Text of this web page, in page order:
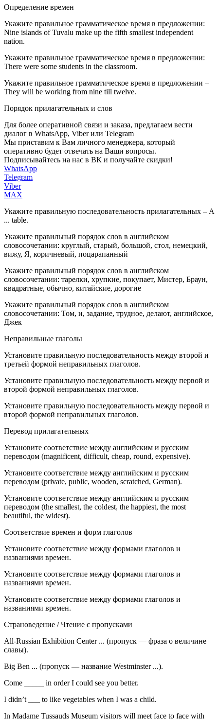
Определение времен
Укажите правильное грамматическое время в предложении:
Nine islands of Tuvalu make up the fifth smallest independent
nation.
Укажите правильное грамматическое время в предложении:
There were some students in the classroom.
Укажите правильное грамматическое время в предложении –
They will be working from nine till twelve.
Порядок прилагательных и слов
Для более оперативной связи и заказа, предлагаем вести
диалог в WhatsApp, Viber или Telegram
Мы приставим к Вам личного менеджера, который
оперативно будет отвечать на Ваши вопросы.
Подписывайтесь на нас в ВК и получайте скидки!
WhatsApp
Telegram
Viber
MAX
Укажите правильную последовательность прилагательных – A
... table.
Укажите правильный порядок слов в английском
словосочетании: круглый, старый, большой, стол, немецкий,
вижу, Я, коричневый, поцарапанный
Укажите правильный порядок слов в английском
словосочетании: тарелки, хрупкие, покупает, Мистер, Браун,
квадратные, обычно, китайские, дорогие
Укажите правильный порядок слов в английском
словосочетании: Том, и, задание, трудное, делают, английское,
Джек
Неправильные глаголы
Установите правильную последовательность между второй и
третьей формой неправильных глаголов.
Установите правильную последовательность между первой и
второй формой неправильных глаголов.
Установите правильную последовательность между первой и
второй формой неправильных глаголов.
Перевод прилагательных
Установите соответствие между английским и русским
переводом (magnificent, difficult, cheap, round, expensive).
Установите соответствие между английским и русским
переводом (private, public, wooden, scratched, German).
Установите соответствие между английским и русским
переводом (the smallest, the coldest, the happiest, the most
beautiful, the widest).
Соответствие времен и форм глаголов
Установите соответствие между формами глаголов и
названиями времен.
Установите соответствие между формами глаголов и
названиями времен.
Установите соответствие между формами глаголов и
названиями времен.
Страноведение / Чтение с пропусками
All-Russian Exhibition Center ... (пропуск — фраза о величине
славы).
Big Ben ... (пропуск — название Westminster ...).
Come _____ in order I could see you better.
I didn’t ___ to like vegetables when I was a child.
In Madame Tussauds Museum visitors will meet face to face with